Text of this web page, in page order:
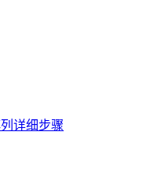
详细步骤